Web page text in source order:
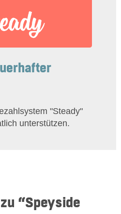
"Steady"
unterstützen.
“Speyside